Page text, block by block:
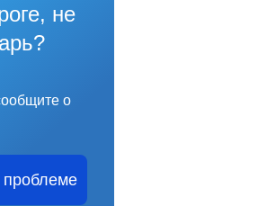
не
о